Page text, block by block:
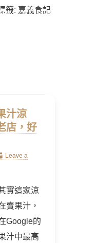
籤: 嘉義食記
汁涼
店，好
Leave a
實這家涼
賣果汁，
Google的
汁中最高